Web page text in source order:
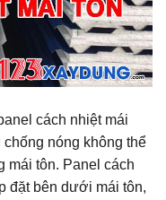
cách nhiệt mái
nóng không thể
mái tôn. Panel cách
đặt bên dưới mái tôn,